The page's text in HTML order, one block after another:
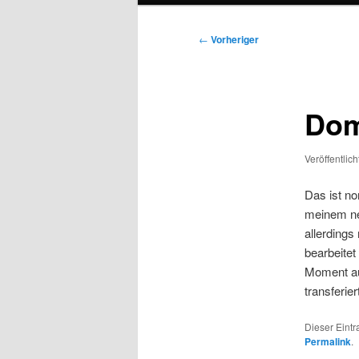
Beitragsnavigation
← Vorheriger
Das ist
meinem
allerdings
Moment
Dieser
Permalink.